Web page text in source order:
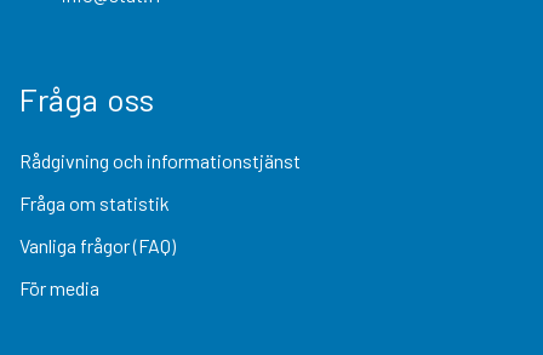
Fråga oss
Rådgivning och informationstjänst
Fråga om statistik
Vanliga frågor (FAQ)
För media